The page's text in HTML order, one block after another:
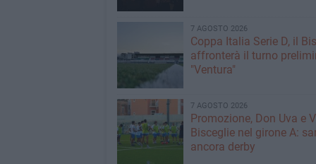
7 AGOSTO 2026
Coppa Italia Serie D, il
affronterà il turno
"Ventura"
7 AGOSTO 2026
Promozione, Don Uva e
Bisceglie nel girone A:
ancora derby